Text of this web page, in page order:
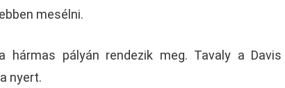
mesélni.
hármas pályán rendezik meg. Tavaly a Davis
nyert.